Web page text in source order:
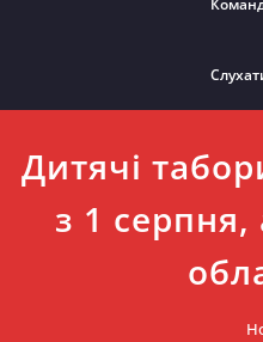
Дитячі
з 1 серпня,